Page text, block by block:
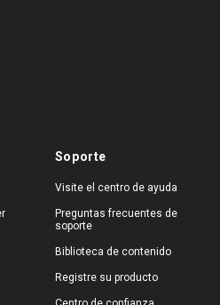
Soporte
Visite el centro de ayuda
Preguntas frecuentes de
soporte
Biblioteca de contenido
Registre su producto